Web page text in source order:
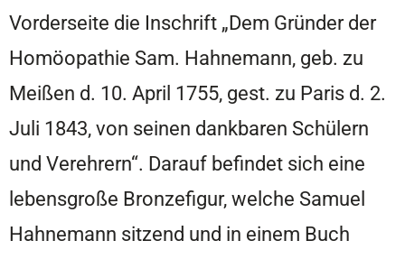
Vorderseite die Inschrift „Dem Gründer der
Homöopathie Sam. Hahnemann, geb. zu
Meißen d. 10. April 1755, gest. zu Paris d. 2.
Juli 1843, von seinen dankbaren Schülern
und Verehrern“. Darauf befindet sich eine
lebensgroße Bronzefigur, welche Samuel
Hahnemann sitzend und in einem Buch